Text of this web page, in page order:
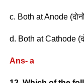
c. Both at Anode
d. Both at Cathode
Ans- a